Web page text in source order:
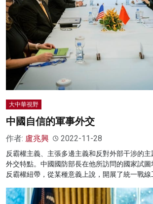
大中華視野
中國自信的軍事外交
作者: 盧兆興 2022-11-28
反霸權主義、主張多邊主義和反對外部干涉的
外交特點。中國國防部長在他所訪問的國家試圖
反霸權紐帶，從某種意義上說，開展了統一戰線